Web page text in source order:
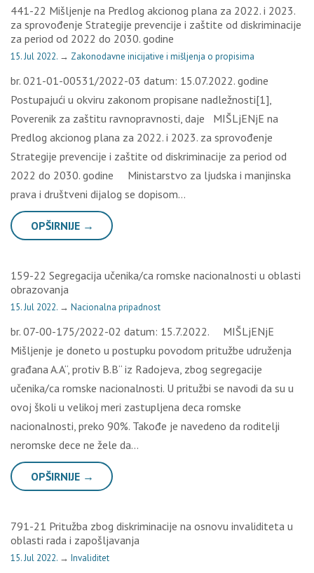
441-22 Mišljenje na Predlog akcionog plana za 2022. i 2023.
za sprovođenje Strategije prevencije i zaštite od diskriminacije
za period od 2022 do 2030. godine
15. Jul 2022. → Zakonodavne inicijative i mišljenja o propisima
br. 021-01-00531/2022-03 datum: 15.07.2022. godine
Postupajući u okviru zakonom propisane nadležnosti[1],
Poverenik za zaštitu ravnopravnosti, daje MIŠLjENjE na
Predlog akcionog plana za 2022. i 2023. za sprovođenje
Strategije prevencije i zaštite od diskriminacije za period od
2022 do 2030. godine Ministarstvo za ljudska i manjinska
prava i društveni dijalog se dopisom…
OPŠIRNIJE →
159-22 Segregacija učenika/ca romske nacionalnosti u oblasti
obrazovanja
15. Jul 2022. → Nacionalna pripadnost
br. 07-00-175/2022-02 datum: 15.7.2022. MIŠLjENjE
Mišljenje je doneto u postupku povodom pritužbe udruženja
građana A.A“, protiv B.B“ iz Radojeva, zbog segregacije
učenika/ca romske nacionalnosti. U pritužbi se navodi da su u
ovoj školi u velikoj meri zastupljena deca romske
nacionalnosti, preko 90%. Takođe je navedeno da roditelji
neromske dece ne žele da…
OPŠIRNIJE →
791-21 Pritužba zbog diskriminacije na osnovu invaliditeta u
oblasti rada i zapošljavanja
15. Jul 2022. → Invaliditet